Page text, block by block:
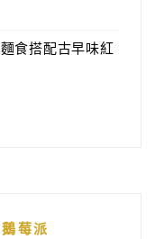
食搭配古早味紅
莓派